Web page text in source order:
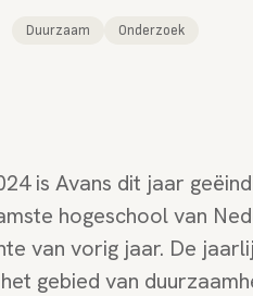
Duurzaam Onderzoek
is Avans dit jaar
hogeschool van
van vorig jaar. De
gebied van